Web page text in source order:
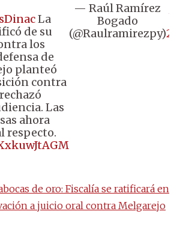
La
de su
los
de
planteó
contra
Las
ahora
respecto.
— Raúl Ramírez
Bogado
(@Raulramirezpy)
de oro: Fiscalía se ratificará en
a juicio oral contra Melgarejo